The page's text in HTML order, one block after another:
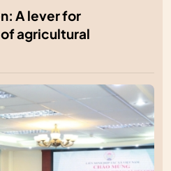
A lever for
agricultural